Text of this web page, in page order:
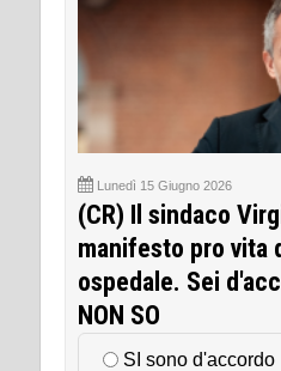
Lunedì 15 Giugno 2026
(CR) Il sindaco
manifesto pro vita
ospedale. Sei
NON SO
SI sono d'accordo